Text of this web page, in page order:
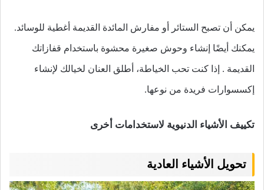
يمكن أن تصبح الستائر أو مفارش المائدة القديمة أغطية للوسائد.
يمكنك أيضًا إنشاء وحوش صغيرة محشوة باستخدام قفازاتك
القديمة . إذا كنت تحب الخياطة، أطلق العنان لخيالك لإنشاء
إكسسوارات فريدة من نوعها.
تكييف الأشياء الدنيوية لاستخدامات أخرى
تحويل الأشياء العادية